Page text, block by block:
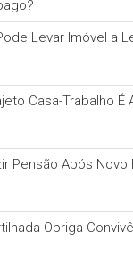
Levar Imóvel a
Casa-Trabalho É
Pensão Após Novo
Obriga